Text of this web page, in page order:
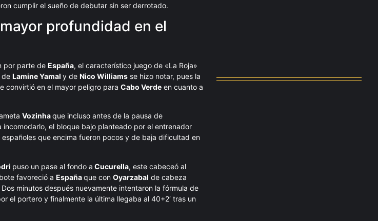
cumplir el sueño de debutar sin ser derrotado.
profundidad en el
por parte de España, el característico juego de «La Roja»
de Lamine Yamal y de Nico Williams se hizo notar, pues la
convirtió en el mayor peligro para Cabo Verde en cuanto a
Vozinhaque incluso antes de la pausa de
el bloque bajo planteado por el entrenador
que encima fueron pocos y de baja dificultad en
puso un pase al fondo a Cucurella, este cabeceó al
favoreció a Españaque con Oyarzabal de cabeza
minutos después nuevamente intentaron la fórmula de
el portero y finalmente la última llegaba al 40+2′ tras un